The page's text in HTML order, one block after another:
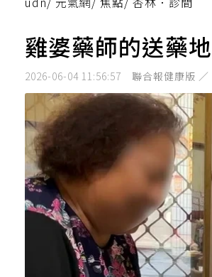
udn/ 元氣網/ 焦點/ 杏林．診間
雞婆藥師的送藥
2026-06-04 11:56:57 聯合報健康版